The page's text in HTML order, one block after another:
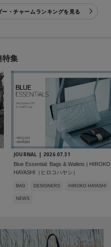
・チャームランキングを見る
特集
JOURNAL | 2026.07.31
Blue Essential: Bags & Wallets | HIROKO
HAYASHI（ヒロコハヤシ）
BAG DESIGNERS HIROKO HAYASHI
NEWS